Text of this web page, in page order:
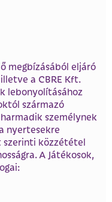
megbízásából eljáró
a CBRE Kft.
lebonyolításához
származó
személynek
nyertesekre
szerinti közzététel
A Játékosok,